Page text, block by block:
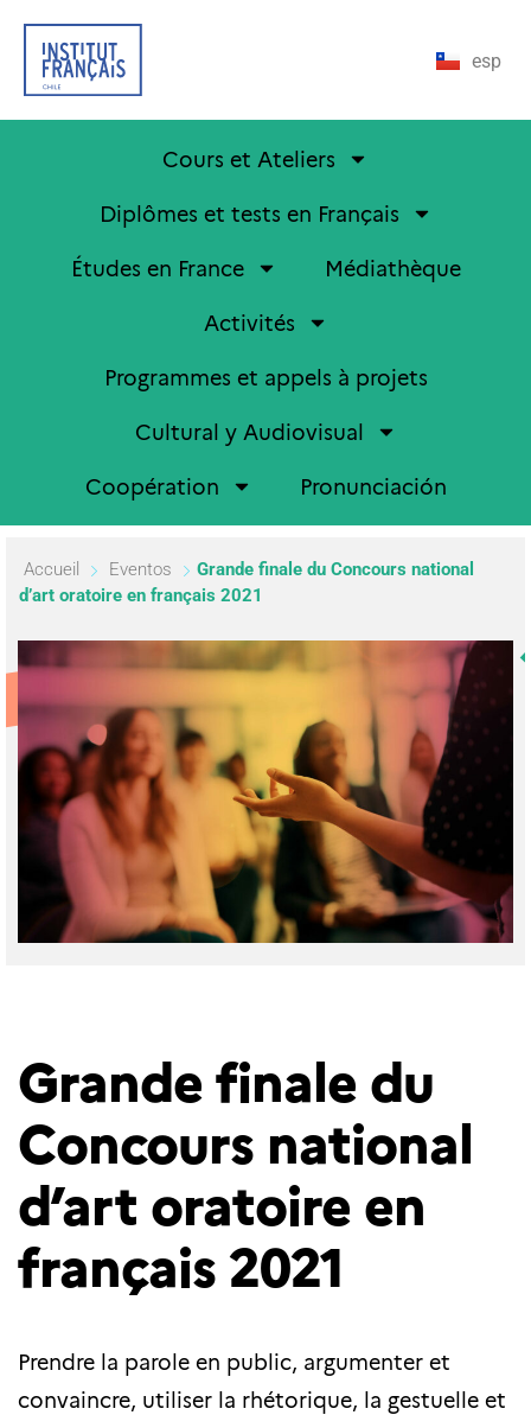
esp
Cours et Ateliers
Diplômes et tests en Français
Études en France
Médiathèque
Activités
Programmes et appels à projets
Cultural y Audiovisual
Coopération
Pronunciación
Accueil Eventos
Grande finale du Concours national
d’art oratoire en français 2021
Grande finale du
Concours national
d’art oratoire en
français 2021
Prendre la parole en public, argumenter et
convaincre, utiliser la rhétorique, la gestuelle et